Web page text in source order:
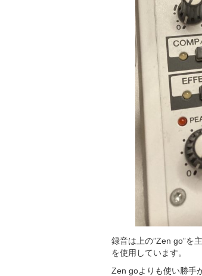
録音は上の”Zen go”を
を使用しています。
Zen goよりも使い勝手